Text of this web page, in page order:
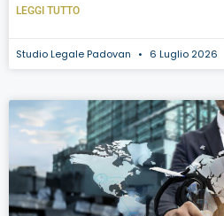
LEGGI TUTTO
Studio Legale Padovan 6 Luglio 2026